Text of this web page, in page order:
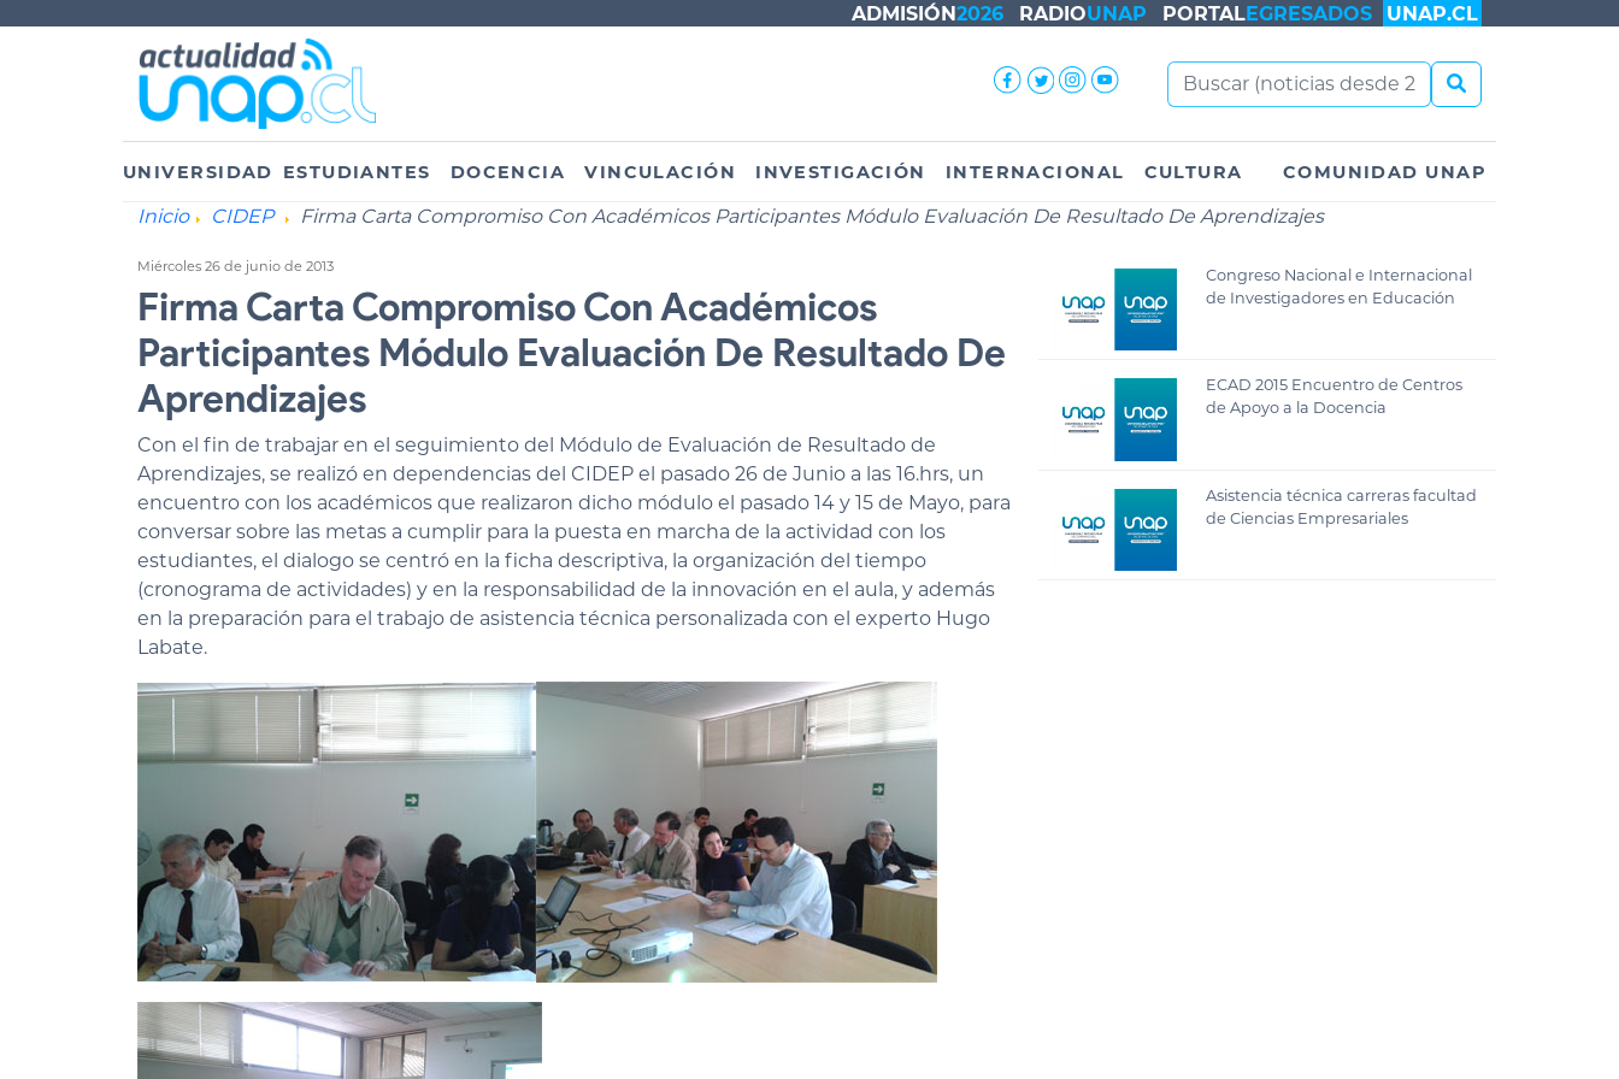
ADMISIÓN2026 RADIOUNAP PORTALEGRESADOS UNAP.CL
UNIVERSIDAD ESTUDIANTES DOCENCIA VINCULACIÓN INVESTIGACIÓN INTERNACIONAL CULTURA COMUNIDAD UNAP
Inicio CIDEP Firma Carta Compromiso Con Académicos Participantes Módulo Evaluación De Resultado De Aprendizajes
Miércoles 26 de junio de 2013
Firma Carta Compromiso Con Académicos
Participantes Módulo Evaluación De Resultado De
Aprendizajes
Con el fin de trabajar en el seguimiento del Módulo de Evaluación de Resultado de
Aprendizajes, se realizó en dependencias del CIDEP el pasado 26 de Junio a las 16.hrs, un
encuentro con los académicos que realizaron dicho módulo el pasado 14 y 15 de Mayo, para
conversar sobre las metas a cumplir para la puesta en marcha de la actividad con los
estudiantes, el dialogo se centró en la ficha descriptiva, la organización del tiempo
(cronograma de actividades) y en la responsabilidad de la innovación en el aula, y además
en la preparación para el trabajo de asistencia técnica personalizada con el experto Hugo
Labate.
Congreso Nacional e Internacional
de Investigadores en Educación
ECAD 2015 Encuentro de Centros
de Apoyo a la Docencia
Asistencia técnica carreras facultad
de Ciencias Empresariales